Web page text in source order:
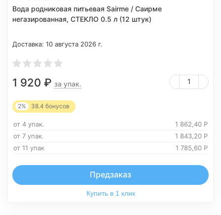
Вода родниковая питьевая Sairme / Саирме
негазированная, СТЕКЛО 0.5 л (12 штук)
Доставка: 10 августа 2026 г.
1 920 ₽ за упак.
2% 38.4 бонусов
от 4 упак. 1 862,40 Р
от 7 упак.
1 843,20 Р
от 11 упак
1 785,60 Р
Предзаказ
Купить в 1 клик